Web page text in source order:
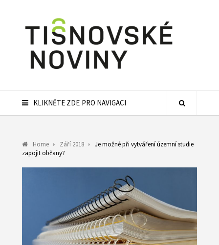
KLIKNĚTE ZDE PRO NAVIGACI
Home Září 2018
Je možné při vytváření územní studie
zapojit občany?